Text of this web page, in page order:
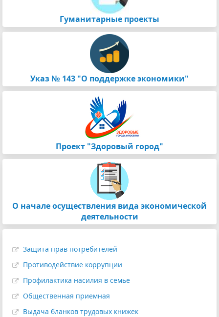
Гуманитарные проекты
Указ № 143 "О поддержке экономики"
Проект "Здоровый город"
О начале осуществления вида экономической
деятельности
Защита прав потребителей
Противодействие коррупции
Профилактика насилия в семье
Общественная приемная
Выдача бланков трудовых книжек